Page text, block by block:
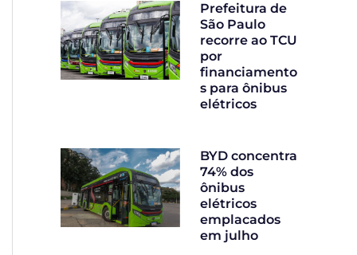
Prefeitura de
São Paulo
recorre ao TCU
por
financiamento
s para ônibus
elétricos
BYD concentra
74% dos
ônibus
elétricos
emplacados
em julho